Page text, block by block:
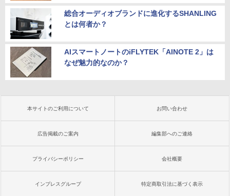
総合オーディオブランドに進化するSHANLING
とは何者か？
AIスマートノートのiFLYTEK「AINOTE 2」は
なぜ魅力的なのか？
本サイトのご利用について お問い合わせ
広告掲載のご案内 編集部へのご連絡
プライバシーポリシー 会社概要
インプレスグループ 特定商取引法に基づく表示